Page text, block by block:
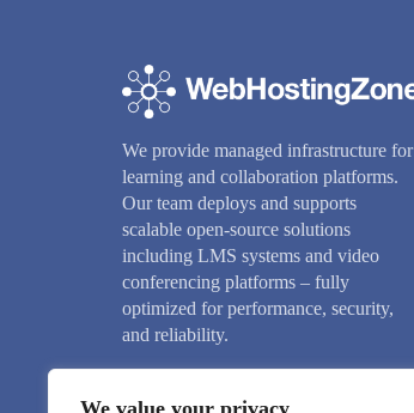
We value your privacy
We provide managed infrastructure for
learning and collaboration platforms.
Our team deploys and supports
scalable open-source solutions
including LMS systems and video
conferencing platforms – fully
optimized for performance, security,
and reliability.